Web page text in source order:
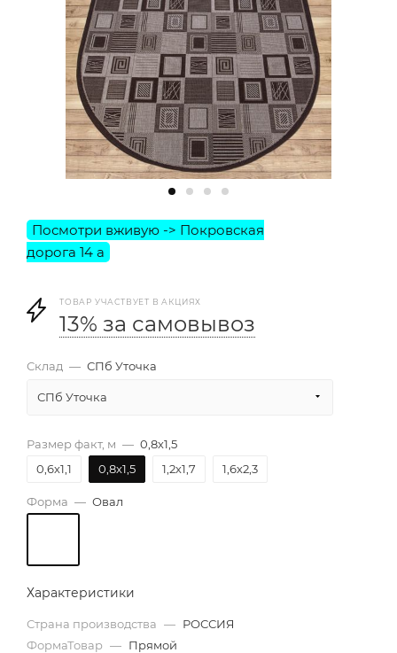
ТОВАР УЧАСТВУЕТ В АКЦИЯХ
13% за самовывоз
Склад — СПб Уточка
СПб Уточка
Размер факт, м — 0,8х1,5
0,6х1,1
0,8х1,5 1,2х1,7 1,6х2,3
Форма — Овал
Характеристики
Страна производства — РОССИЯ
ФормаТовар — Прямой